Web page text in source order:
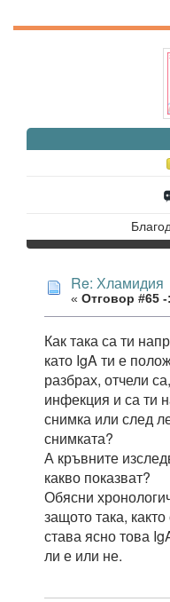
Re: Хламидия
« Отговор #65 -:
Как така са ти
като IgA ти е
разбрах, отчели
инфекция и са ти
снимка или след
снимката?
А кръвните
какво показват?
Обясни
защото така,
става ясно това
ли е или не.